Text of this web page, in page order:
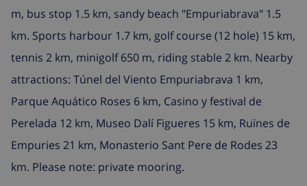
m, bus stop 1.5 km, sandy beach "Empuriabrava" 1.5
km. Sports harbour 1.7 km, golf course (12 hole) 15 km,
tennis 2 km, minigolf 650 m, riding stable 2 km. Nearby
attractions: Túnel del Viento Empuriabrava 1 km,
Parque Aquático Roses 6 km, Casino y festival de
Perelada 12 km, Museo Dalí Figueres 15 km, Ruïnes de
Empuries 21 km, Monasterio Sant Pere de Rodes 23
km. Please note: private mooring.